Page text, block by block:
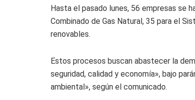
Hasta el pasado lunes, 56 empresas se
Combinado de Gas Natural, 35 para el
renovables.
Estos procesos buscan abastecer la
seguridad, calidad y economía», bajo
ambiental», según el comunicado.